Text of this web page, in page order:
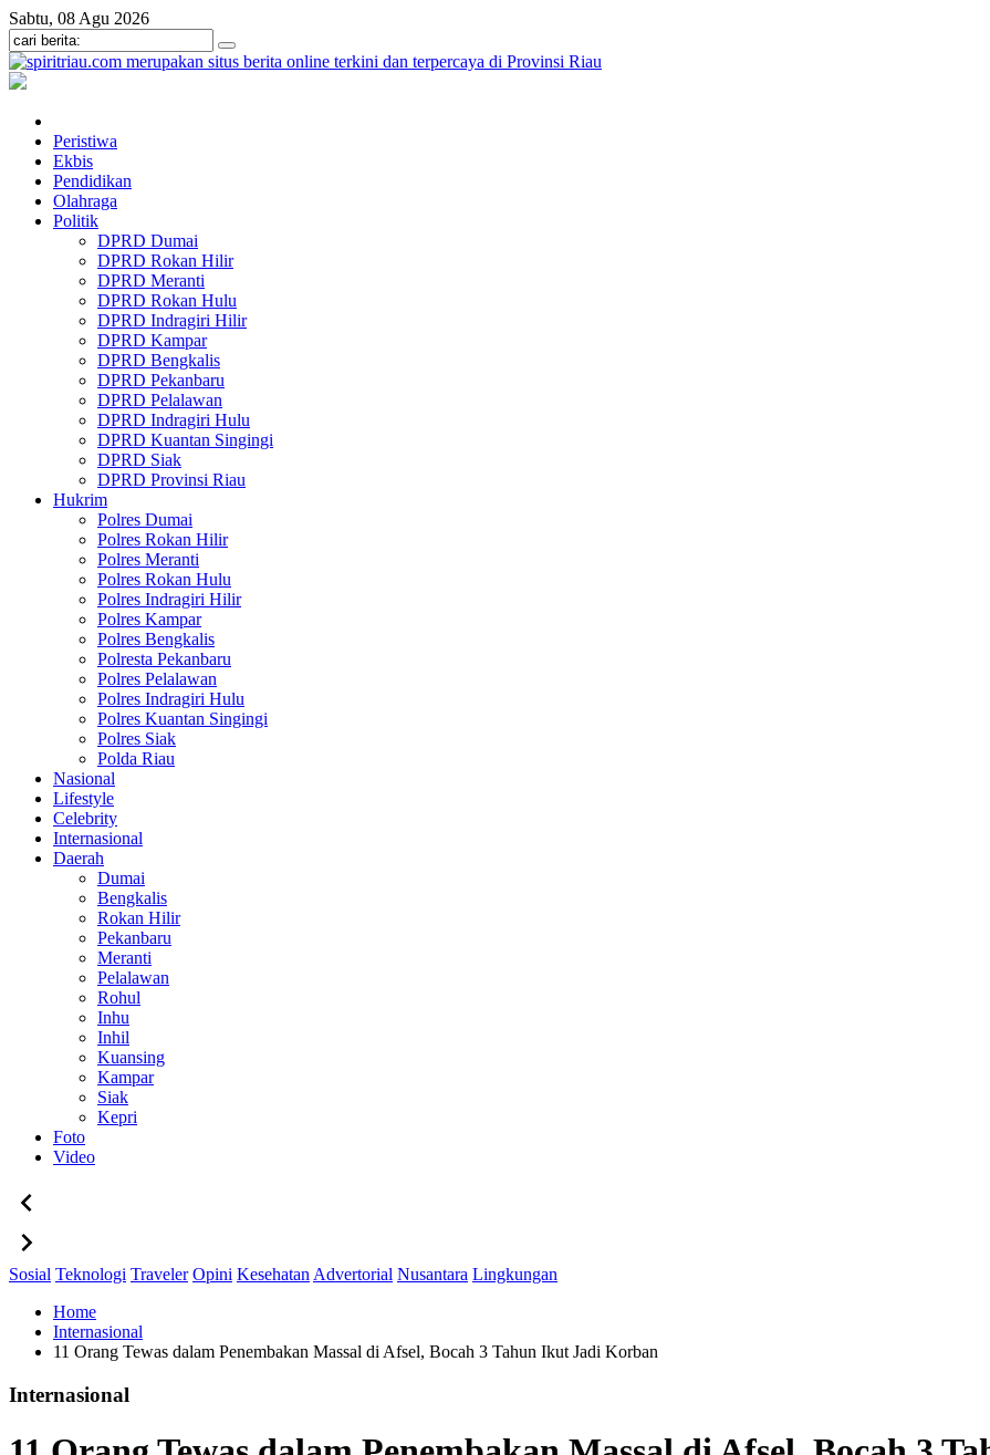
Sabtu, 08 Agu 2026
Peristiwa
Ekbis
Pendidikan
Olahraga
Politik
DPRD Dumai
DPRD Rokan Hilir
DPRD Meranti
DPRD Rokan Hulu
DPRD Indragiri Hilir
DPRD Kampar
DPRD Bengkalis
DPRD Pekanbaru
DPRD Pelalawan
DPRD Indragiri Hulu
DPRD Kuantan Singingi
DPRD Siak
DPRD Provinsi Riau
Hukrim
Polres Dumai
Polres Rokan Hilir
Polres Meranti
Polres Rokan Hulu
Polres Indragiri Hilir
Polres Kampar
Polres Bengkalis
Polresta Pekanbaru
Polres Pelalawan
Polres Indragiri Hulu
Polres Kuantan Singingi
Polres Siak
Polda Riau
Nasional
Lifestyle
Celebrity
Internasional
Daerah
Dumai
Bengkalis
Rokan Hilir
Pekanbaru
Meranti
Pelalawan
Rohul
Inhu
Inhil
Kuansing
Kampar
Siak
Kepri
Foto
Video
Sosial Teknologi Traveler Opini Kesehatan Advertorial Nusantara Lingkungan
Home
Internasional
11 Orang Tewas dalam Penembakan Massal di Afsel, Bocah 3 Tahun Ikut Jadi Korban
Internasional